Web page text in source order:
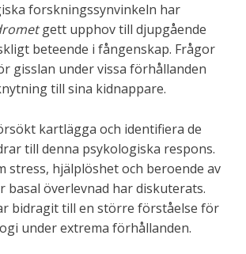
forskningssynvinkeln har
gett upphov till djupgående
beteende i fångenskap. Frågor
gisslan under vissa förhållanden
till sina kidnappare.
kartlägga och identifiera de
till denna psykologiska respons.
stress, hjälplöshet och beroende av
basal överlevnad har diskuterats.
bidragit till en större förståelse för
under extrema förhållanden.